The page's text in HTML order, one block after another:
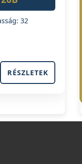
32
RÉSZLETEK